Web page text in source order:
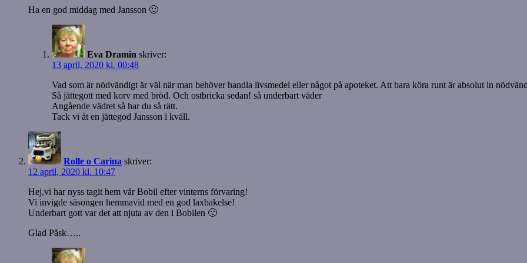
Ha en god middag med Jansson 🙂
Eva Dramin skriver:
13 april, 2020 kl. 00:48
Vad som är nödvändigt är väl när man behöver handla livsmedel eller något på apoteket. Att bara köra runt är absolut in
Så jättegott med korv med bröd. Och ostbricka sedan! så underbart väder
Angående vädret så har du så rätt.
Tack vi åt en jättegod Jansson i kväll.
Rolle o Carina skriver:
12 april, 2020 kl. 10:47
Hej,vi har nyss tagit hem vår Bobil efter vinterns förvaring!
Vi invigde säsongen hemmavid med en god laxbakelse!
Underbart gott var det att njuta av den i Bobilen 🙂
Glad Påsk…..